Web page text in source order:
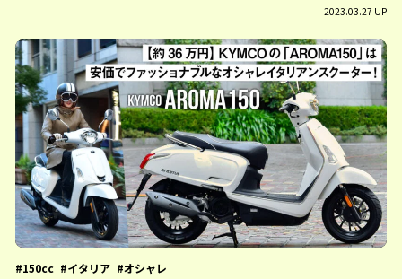
2023.03.27 UP
150cc イタリア オシャレ